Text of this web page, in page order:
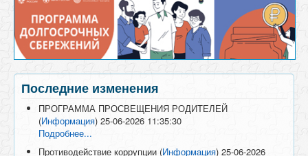
Последние изменения
ПРОГРАММА ПРОСВЕЩЕНИЯ РОДИТЕЛЕЙ
(Информация) 25-06-2026 11:35:30
Подробнее...
Противодействие коррупции (Информация) 25-06-2026